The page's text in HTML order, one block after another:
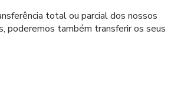
total ou parcial dos nossos
poderemos também transferir os seus